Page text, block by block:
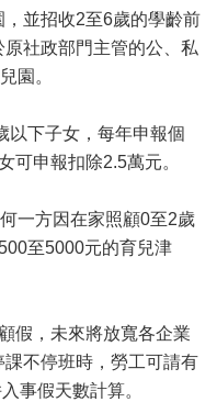
並招收2至6歲的學齡前
社政部門主管的公、私
園。
以下子女，每年申報個
可申報扣除2.5萬元。
一方因在家照顧0至2歲
至5000元的育兒津
假，未來將放寬各企業
不停班時，勞工可請有
事假天數計算。